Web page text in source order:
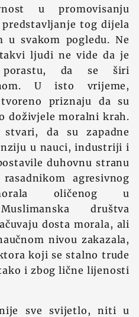
u promovisanju
tog dijela
u svakom pogledu. Ne
ljudi ne vide da je
da se širi
U isto vrijeme,
priznaju da su
doživjele moralni krah.
da su zapadne
u nauci, industriji i
duhovnu stranu
agresivnog
oličenog u
društva
dosta morala, ali
nivou zakazala,
koji se stalno trude
i zbog lične lijenosti
sve svijetlo, niti u